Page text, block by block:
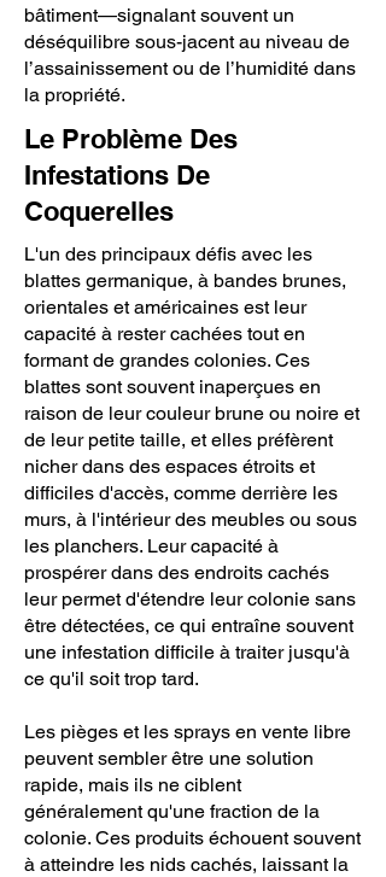
bâtiment—signalant souvent un
déséquilibre sous-jacent au niveau de
l’assainissement ou de l’humidité dans
la propriété.
Le Problème Des
Infestations De
Coquerelles
L'un des principaux défis avec les
blattes germanique, à bandes brunes,
orientales et américaines est leur
capacité à rester cachées tout en
formant de grandes colonies. Ces
blattes sont souvent inaperçues en
raison de leur couleur brune ou noire et
de leur petite taille, et elles préfèrent
nicher dans des espaces étroits et
difficiles d'accès, comme derrière les
murs, à l'intérieur des meubles ou sous
les planchers. Leur capacité à
prospérer dans des endroits cachés
leur permet d'étendre leur colonie sans
être détectées, ce qui entraîne souvent
une infestation difficile à traiter jusqu'à
ce qu'il soit trop tard.
Les pièges et les sprays en vente libre
peuvent sembler être une solution
rapide, mais ils ne ciblent
généralement qu'une fraction de la
colonie. Ces produits échouent souvent
à atteindre les nids cachés, laissant la